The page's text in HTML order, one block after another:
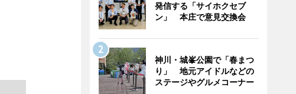
発信する「サイホクセブ
ン」 本庄で意見交換会
神川・城峯公園で「春まつ
り」 地元アイドルなどの
ステージやグルメコーナー